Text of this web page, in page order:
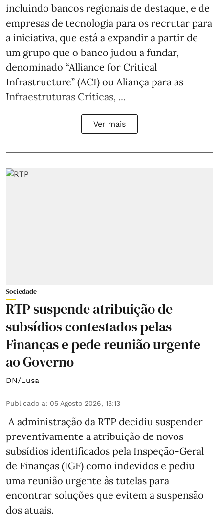
incluindo bancos regionais de destaque, e de
empresas de tecnologia para os recrutar para
a iniciativa, que está a expandir a partir de
um grupo que o banco judou a fundar,
denominado “Alliance for Critical
Infrastructure” (ACI) ou Aliança para as
Infraestruturas Críticas, ...
Ver mais
Sociedade
RTP suspende atribuição de
subsídios contestados pelas
Finanças e pede reunião urgente
ao Governo
DN/Lusa
Publicado a: 05 Agosto 2026, 13:13
A administração da RTP decidiu suspender
preventivamente a atribuição de novos
subsídios identificados pela Inspeção-Geral
de Finanças (IGF) como indevidos e pediu
uma reunião urgente às tutelas para
encontrar soluções que evitem a suspensão
dos atuais.